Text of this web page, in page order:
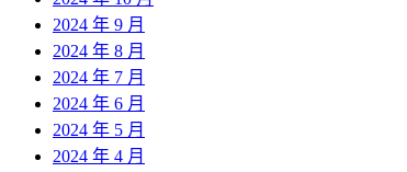
2024 年 9 月
2024 年 8 月
2024 年 7 月
2024 年 6 月
2024 年 5 月
2024 年 4 月